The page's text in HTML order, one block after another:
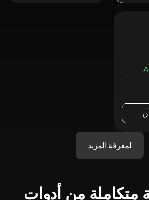
لمعرفة المزيد
متكاملة من أدوات